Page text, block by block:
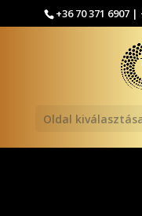
+36 70 371 6907 |
Oldal